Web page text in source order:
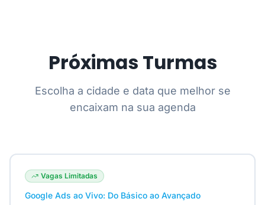
Próximas Turmas
Escolha a cidade e data que melhor se
encaixam na sua agenda
Vagas Limitadas
Google Ads ao Vivo: Do Básico ao Avançado